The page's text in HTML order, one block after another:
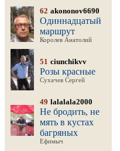
62 akononov6690
Одиннадцатый
маршрут
Королев Анатолий
51 ciunchikvv
Розы красные
Сухачев Сергей
49 lalalala2000
Не бродить, не
мять в кустах
багряных
Ефимыч